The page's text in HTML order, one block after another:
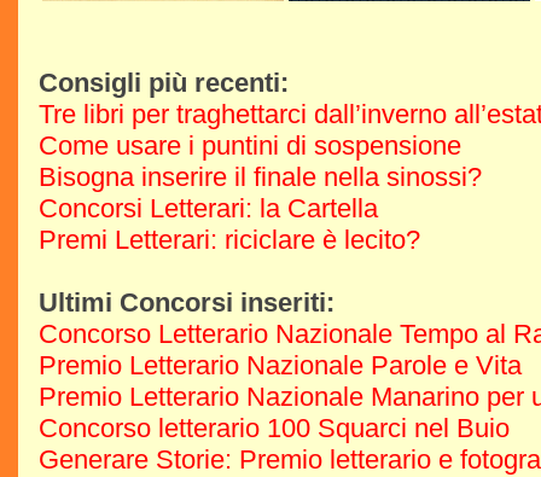
Consigli più recenti:
Tre libri per traghettarci dall’inverno
Come usare i puntini di sospensione
Bisogna inserire il finale nella sinossi?
Concorsi Letterari: la Cartella
Premi Letterari: riciclare è lecito?
Ultimi Concorsi inseriti:
Concorso Letterario Nazionale Tempo al
Premio Letterario Nazionale Parole e Vita
Premio Letterario Nazionale Manarino per
Concorso letterario 100 Squarci nel Buio
Generare Storie: Premio letterario e